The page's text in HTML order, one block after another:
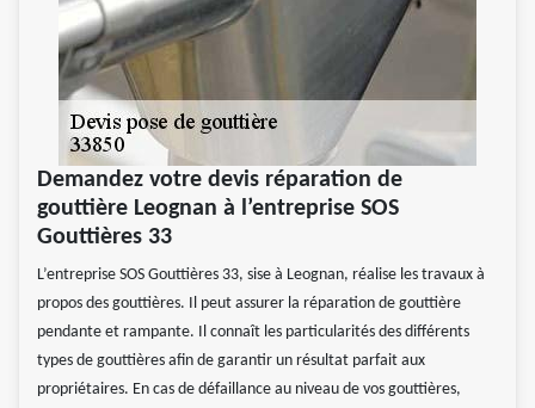
Demandez votre devis réparation de
gouttière Leognan à l’entreprise SOS
Gouttières 33
L’entreprise SOS Gouttières 33, sise à Leognan, réalise les travaux à
propos des gouttières. Il peut assurer la réparation de gouttière
pendante et rampante. Il connaît les particularités des différents
types de gouttières afin de garantir un résultat parfait aux
propriétaires. En cas de défaillance au niveau de vos gouttières,